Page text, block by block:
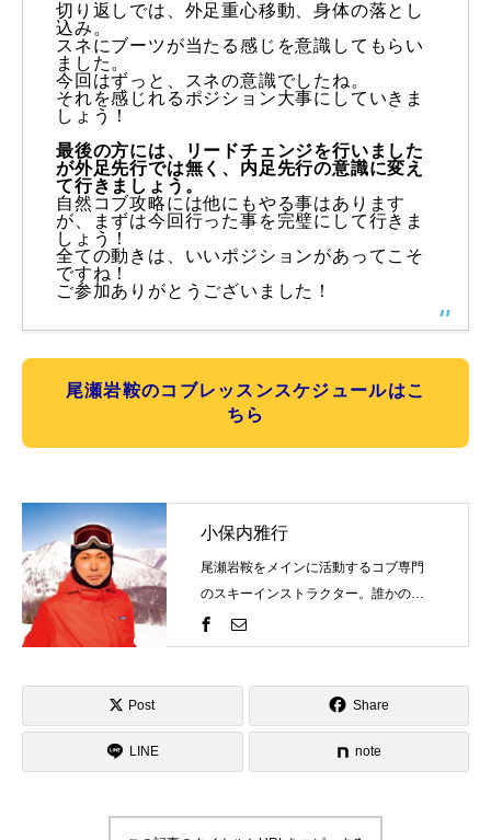
切り返しでは、外足重心移動、身体の落とし
込み。
スネにブーツが当たる感じを意識してもらい
ました。
今回はずっと、スネの意識でしたね。
それを感じれるポジション大事にしていきま
しょう！
最後の方には、リードチェンジを行いました
が外足先行では無く、 内足先行の意識に変え
て行きましょう。
自然コブ攻略には他にもやる事はあります
が、
まずは今回行った事を完璧にして行きま
しょう！
全ての動きは、いいポジションがあってこそ
ですね！
ご参加ありがとうございました！
尾瀬岩鞍のコブレッスンスケジュールはこ
ちら
小保内雅行
尾瀬岩鞍をメインに活動するコブ専門
のスキーインストラクター。誰かの評
価を気にするものではなく自分の世界
観を表現するのがスキーそしてコブ。
て、自分のコブスタイルを見つけませ
んか？ゲレンデで見かけたらお気軽に
Post Share
LINE note